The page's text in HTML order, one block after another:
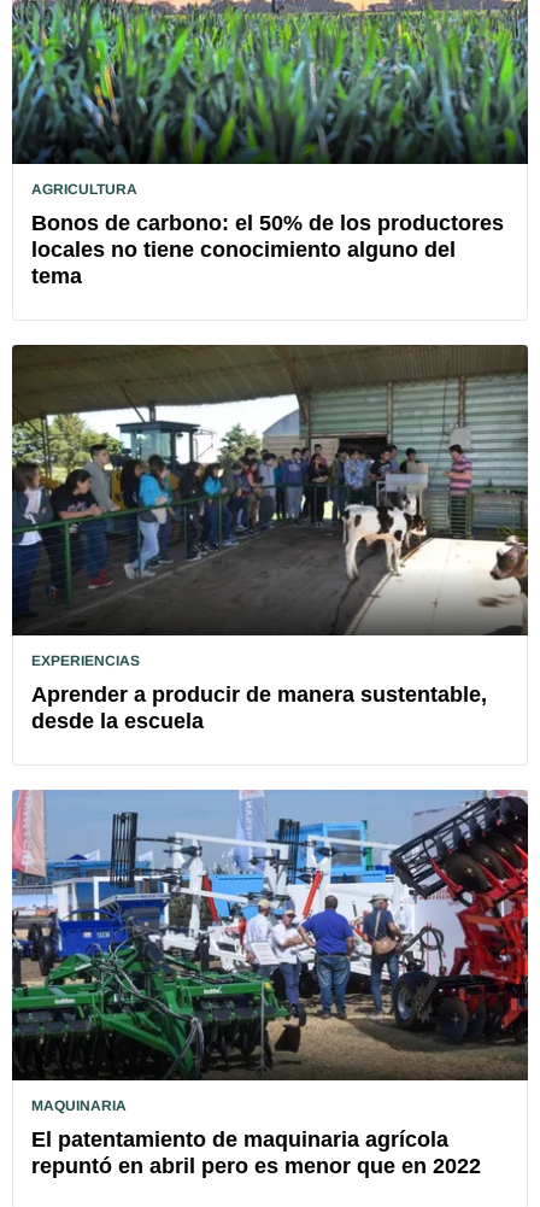
AGRICULTURA
Bonos de carbono: el 50% de los productores
locales no tiene conocimiento alguno del
tema
EXPERIENCIAS
Aprender a producir de manera sustentable,
desde la escuela
MAQUINARIA
El patentamiento de maquinaria agrícola
repuntó en abril pero es menor que en 2022